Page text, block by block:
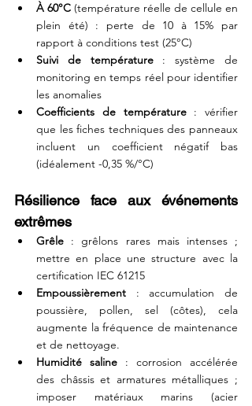
À 60°C (température réelle de cellule en
plein été) : perte de 10 à 15% par
rapport à conditions test (25°C)
Suivi de température : système de
monitoring en temps réel pour identifier
les anomalies
Coefficients de température : vérifier
que les fiches techniques des panneaux
incluent un coefficient négatif bas
(idéalement -0,35 %/°C)
Résilience face aux événements
extrêmes
Grêle : grêlons rares mais intenses ;
mettre en place une structure avec la
certification IEC 61215
Empoussièrement : accumulation de
poussière, pollen, sel (côtes), cela
augmente la fréquence de maintenance
et de nettoyage.
Humidité saline : corrosion accélérée
des châssis et armatures métalliques ;
imposer matériaux marins (acier